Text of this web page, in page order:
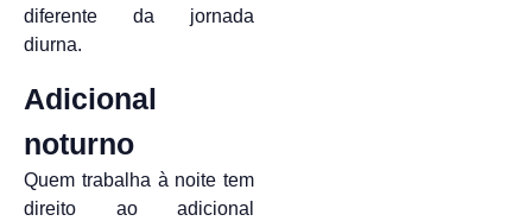
diferente da jornada
diurna.
Adicional
noturno
Quem trabalha à noite tem
direito ao adicional